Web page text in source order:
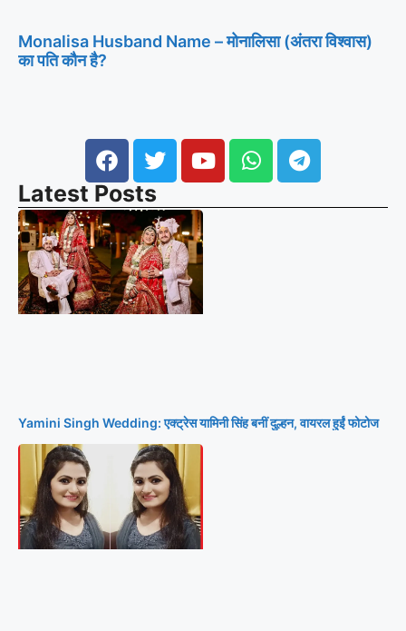
Monalisa Husband Name – मोनालिसा (अंतरा विश्वास)
का पति कौन है?
Latest Posts
Yamini Singh Wedding: एक्ट्रेस यामिनी सिंह बनीं दुल्हन, वायरल हुईं फोटोज